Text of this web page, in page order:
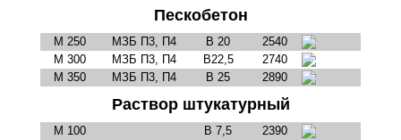
Пескобетон
М 250 МЗБ П3, П4 В 20
2540
М 300
МЗБ П3, П4 В22,5
2740
М 350
МЗБ П3, П4 В 25 2890
Раствор штукатурный
М 100 В 7,5
2390